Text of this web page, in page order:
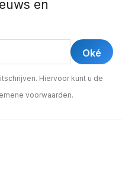
en
Hiervoor kunt u de
voorwaarden.